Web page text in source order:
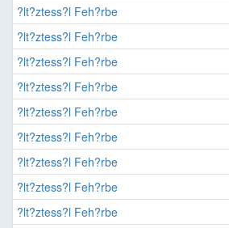
?lt?ztess?l Feh?rbe
?lt?ztess?l Feh?rbe
?lt?ztess?l Feh?rbe
?lt?ztess?l Feh?rbe
?lt?ztess?l Feh?rbe
?lt?ztess?l Feh?rbe
?lt?ztess?l Feh?rbe
?lt?ztess?l Feh?rbe
?lt?ztess?l Feh?rbe